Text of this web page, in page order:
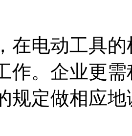
电动工具的
作。企业更
规定做相应